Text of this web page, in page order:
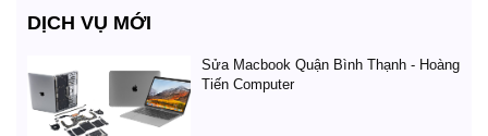
DỊCH VỤ MỚI
Sửa Macbook Quận Bình Thạnh - Hoàng
Tiến Computer